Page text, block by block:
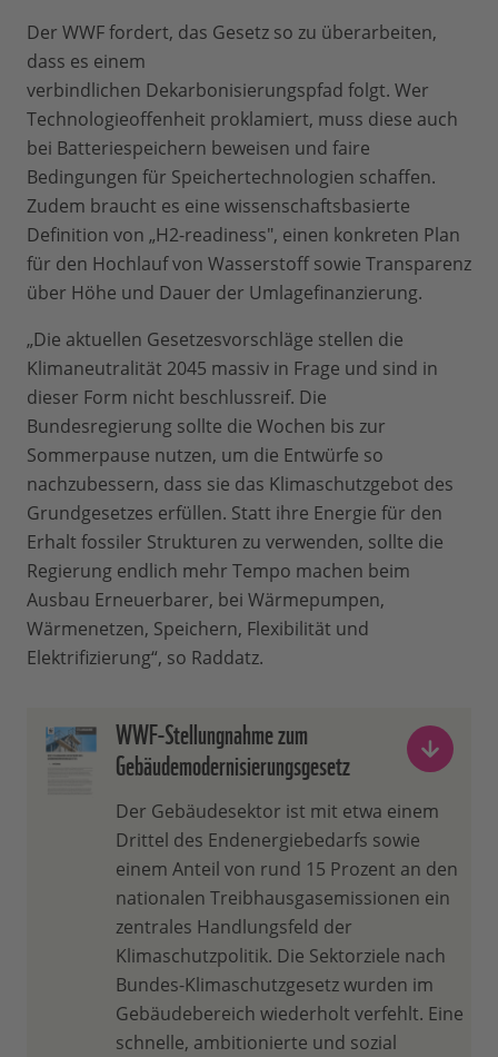
Der WWF fordert, das Gesetz so zu überarbeiten,
dass es einem
verbindlichen Dekarbonisierungspfad folgt. Wer
Technologieoffenheit proklamiert, muss diese auch
bei Batteriespeichern beweisen und faire
Bedingungen für Speichertechnologien schaffen.
Zudem braucht es eine wissenschaftsbasierte
Definition von „H2-readiness", einen konkreten Plan
für den Hochlauf von Wasserstoff sowie Transparenz
über Höhe und Dauer der Umlagefinanzierung.
„Die aktuellen Gesetzesvorschläge stellen die
Klimaneutralität 2045 massiv in Frage und sind in
dieser Form nicht beschlussreif. Die
Bundesregierung sollte die Wochen bis zur
Sommerpause nutzen, um die Entwürfe so
nachzubessern, dass sie das Klimaschutzgebot des
Grundgesetzes erfüllen. Statt ihre Energie für den
Erhalt fossiler Strukturen zu verwenden, sollte die
Regierung endlich mehr Tempo machen beim
Ausbau Erneuerbarer, bei Wärmepumpen,
Wärmenetzen, Speichern, Flexibilität und
Elektrifizierung“, so Raddatz.
WWF-Stellungnahme zum
Gebäudemodernisierungsgesetz
Der Gebäudesektor ist mit etwa einem
Drittel des Endenergiebedarfs sowie
einem Anteil von rund 15 Prozent an den
nationalen Treibhausgasemissionen ein
zentrales Handlungsfeld der
Klimaschutzpolitik. Die Sektorziele nach
Bundes-Klimaschutzgesetz wurden im
Gebäudebereich wiederholt verfehlt. Eine
schnelle, ambitionierte und sozial